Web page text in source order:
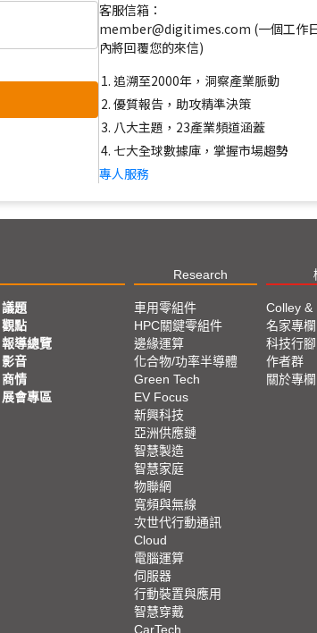
客服信箱：
member@digitimes.com (一個工作
內將回覆您的來信)
追溯至2000年，洞察產業脈動
優質報告，助攻精準決策
八大主題，23產業頻道涵蓋
七大全球數據庫，掌握市場趨勢
專人服務
Research
議題
觀點
報導總覽
影音
商情
展會專區
車用零組件
HPC關鍵零組件
邊緣運算
化合物/功率半導體
Green Tech
EV Focus
新興科技
亞洲供應鏈
智慧製造
智慧家庭
物聯網
寬頻與無線
次世代行動通訊
Cloud
電腦運算
伺服器
行動裝置與應用
智慧穿戴
CarTech
Colley &
名家專欄
科技行腳
作者群
關於專欄